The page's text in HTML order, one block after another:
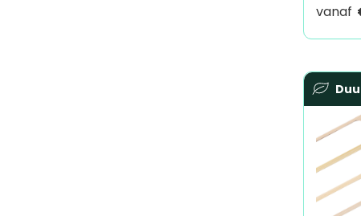
vanaf